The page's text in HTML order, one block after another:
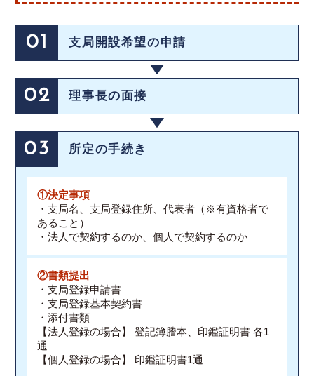
01 支局開設希望の申請
02 理事長の面接
03 所定の手続き
①決定事項
・支局名、支局登録住所、代表者（※有資格者で
あること）
・法人で契約するのか、個人で契約するのか
②書類提出
・支局登録申請書
・支局登録基本契約書
・添付書類
【法人登録の場合】 登記簿謄本、印鑑証明書 各1
通
【個人登録の場合】 印鑑証明書1通